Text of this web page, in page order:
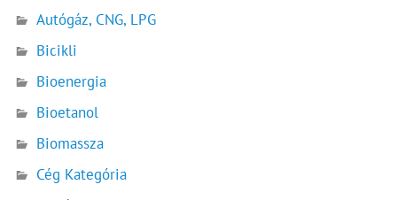
Autógáz, CNG, LPG
Bicikli
Bioenergia
Bioetanol
Biomassza
Cég Kategória